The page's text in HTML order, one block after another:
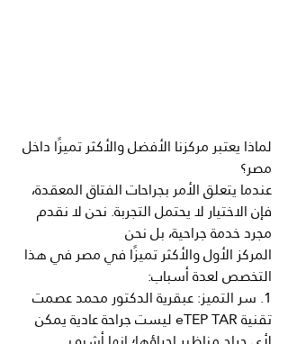
لماذا يعتبر مركزنا الأفضل والأكثر تميزًا داخل
مصر؟
عندما يتعلق الأمر بجراحات الفتاق المعقدة،
فإن الاختيار لا يحتمل التجربة. نحن لا نقدم
مجرد خدمة جراحية، بل نحن
المركزالأولوالأكثرتميزًافيمصر في هذا
التخصص لعدة أسباب:
1. سر التميز: عبقرية الدكتور محمد عصمت
تقنية eTEP TAR ليست جراحة عادية يمكن